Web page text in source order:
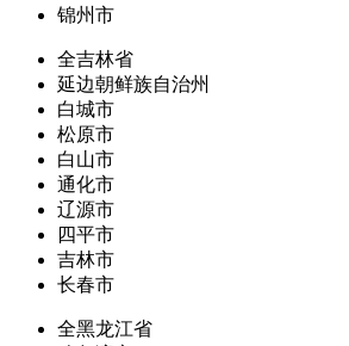
锦州市
全吉林省
延边朝鲜族自治州
白城市
松原市
白山市
通化市
辽源市
四平市
吉林市
长春市
全黑龙江省